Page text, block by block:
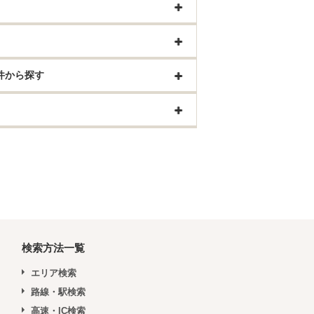
から探す
検索方法一覧
エリア検索
路線・駅検索
高速・IC検索